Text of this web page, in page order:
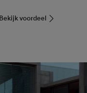
Bekijk voordeel